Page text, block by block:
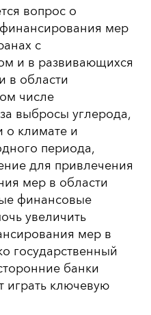
вопрос о
мер
с
и в развивающихся
в области
числе
выбросы углерода,
климате и
периода,
для привлечения
мер в области
финансовые
увеличить
мер в
государственный
банки
играть ключевую